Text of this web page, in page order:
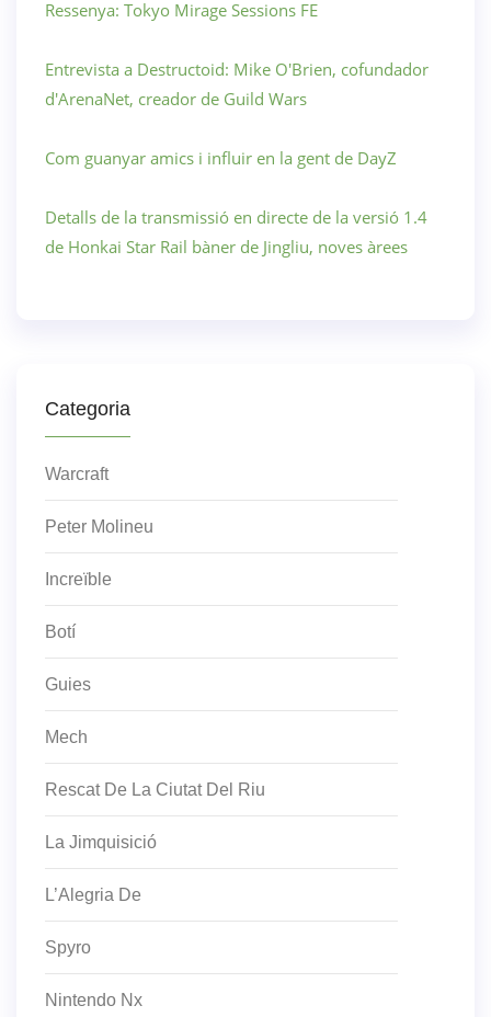
Ressenya: Tokyo Mirage Sessions FE
Entrevista a Destructoid: Mike O'Brien, cofundador
d'ArenaNet, creador de Guild Wars
Com guanyar amics i influir en la gent de DayZ
Detalls de la transmissió en directe de la versió 1.4
de Honkai Star Rail bàner de Jingliu, noves àrees
Categoria
Warcraft
Peter Molineu
Increïble
Botí
Guies
Mech
Rescat De La Ciutat Del Riu
La Jimquisició
L’Alegria De
Spyro
Nintendo Nx